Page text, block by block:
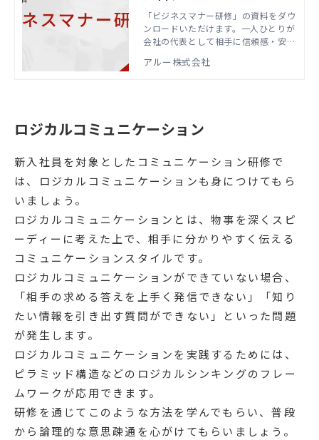
「ビジネスマナー研修」の資料をダウ
ンロードいただけます。一人ひとりが
会社の代表として相手に信頼感・安心
印象管理（身だしなみ、挨拶、表情、
アルー株式会社
ロジカルコミュニケーション
新入社員を対象としたコミュニケーション研修で
は、ロジカルコミュニケーションも身につけてもら
いましょう。
ロジカルコミュニケーションとは、物事を深くスピ
ーディーに考えた上で、相手に分かりやすく伝える
コミュニケーションスタイルです。
ロジカルコミュニケーションができていない場合、
「相手の求める答えを上手く発信できない」「知り
たい情報を引き出す質問ができない」といった問題
が発生します。
ロジカルコミュニケーションを実践するためには、
ピラミッド構造などのロジカルシンキングのフレー
ムワークが応用できます。
研修を通じてこのような方法を学んでもらい、普段
から論理的な意思疎通を心がけてもらいましょう。